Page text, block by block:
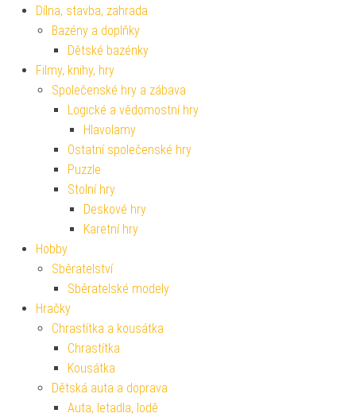
Dílna, stavba, zahrada
Bazény a doplňky
Dětské bazénky
Filmy, knihy, hry
Společenské hry a zábava
Logické a vědomostní hry
Hlavolamy
Ostatní společenské hry
Puzzle
Stolní hry
Deskové hry
Karetní hry
Hobby
Sběratelství
Sběratelské modely
Hračky
Chrastítka a kousátka
Chrastítka
Kousátka
Dětská auta a doprava
Auta, letadla, lodě